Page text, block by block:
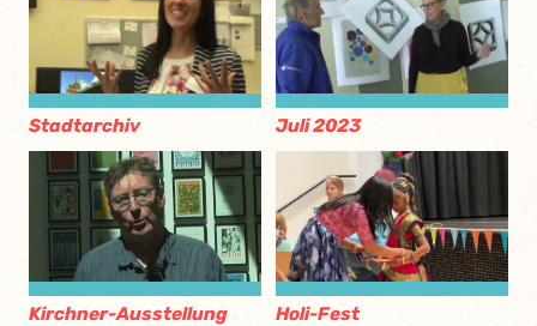
Stadtarchiv Juli 2023
Kirchner-Ausstellung Holi-Fest